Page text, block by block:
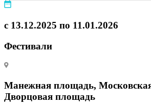
с 13.12.2025 по 11.01.2026
Фестивали
Манежная площадь,
Дворцовая площадь